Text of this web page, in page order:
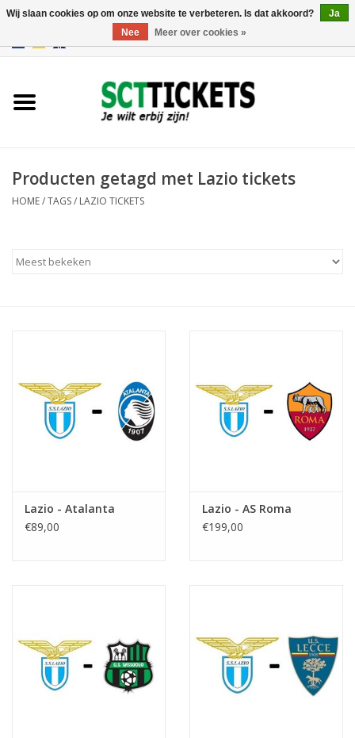
Frankrijk
Producten getagd met Lazio tickets
HOME/TAGS/ LAZIO TICKETS
Lazio - Atalanta
€89,00
Lazio - AS Roma
€199,00
Wij slaan cookies op om onze website te verbeteren. Is dat akkoord?
Ja
Nee
Meer over cookies »